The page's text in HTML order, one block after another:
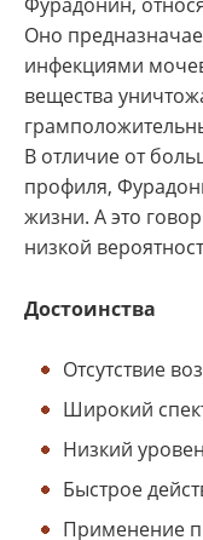
Оно
инфекциями
вещества
В отличие от
профиля,
жизни. А это
низкой
Достоинства
Отсутствие
Широкий
Низкий
Быстрое
Применение